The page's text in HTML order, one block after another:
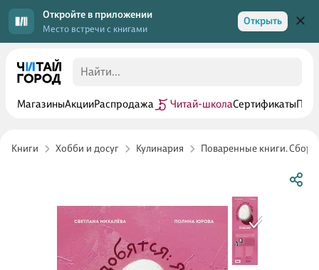
Откройте в приложении
Место встречи с книгами
Открыть
МагазиныАкцииРаспродажа Читай-школаСертификаты
Книги Хобби и досуг Кулинария Поваренные книги.